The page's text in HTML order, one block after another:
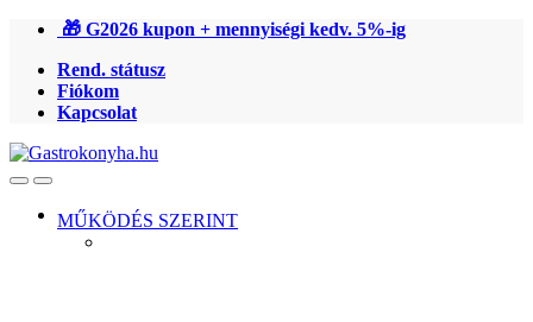
Ugrás
navigációhoz
Ugrás
tartalomra
🎁 G2026 kupon + mennyiségi kedv. 5%-ig
Rend. státusz
Fiókom
Kapcsolat
OpenClose
MŰKÖDÉS SZERINT